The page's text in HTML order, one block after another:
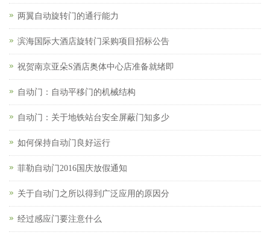
两翼自动旋转门的通行能力
滨海国际大酒店旋转门采购项目招标公告
祝贺南京亚朵S酒店奥体中心店准备就绪即
自动门：自动平移门的机械结构
自动门：关于地铁站台安全屏蔽门知多少
如何保持自动门良好运行
菲勒自动门2016国庆放假通知
关于自动门之所以得到广泛应用的原因分
经过感应门要注意什么